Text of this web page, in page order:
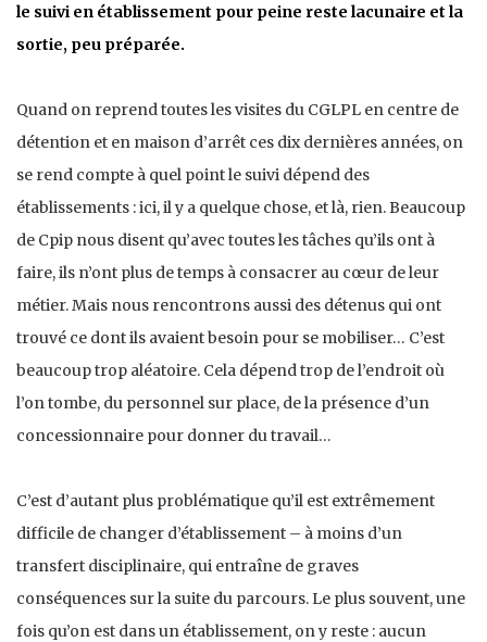
le suivi en établissement pour peine reste lacunaire et la
sortie, peu préparée.
Quand on reprend toutes les visites du CGLPL en centre de
détention et en maison d’arrêt ces dix dernières années, on
se rend compte à quel point le suivi dépend des
établissements : ici, il y a quelque chose, et là, rien. Beaucoup
de Cpip nous disent qu’avec toutes les tâches qu’ils ont à
faire, ils n’ont plus de temps à consacrer au cœur de leur
métier. Mais nous rencontrons aussi des détenus qui ont
trouvé ce dont ils avaient besoin pour se mobiliser… C’est
beaucoup trop aléatoire. Cela dépend trop de l’endroit où
l’on tombe, du personnel sur place, de la présence d’un
concessionnaire pour donner du travail…
C’est d’autant plus problématique qu’il est extrêmement
difficile de changer d’établissement – à moins d’un
transfert disciplinaire, qui entraîne de graves
conséquences sur la suite du parcours. Le plus souvent, une
fois qu’on est dans un établissement, on y reste : aucun